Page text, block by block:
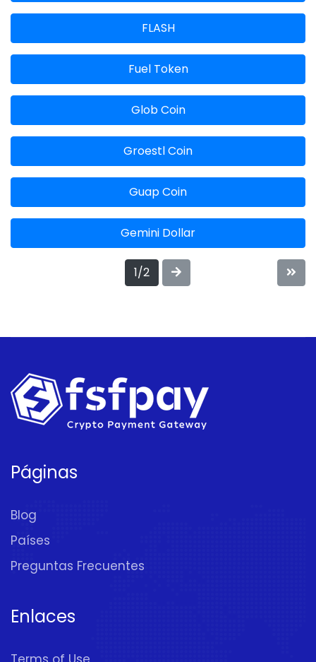
FLASH
Fuel Token
Glob Coin
Groestl Coin
Guap Coin
Gemini Dollar
1/2
Páginas
Blog
Países
Preguntas Frecuentes
Enlaces